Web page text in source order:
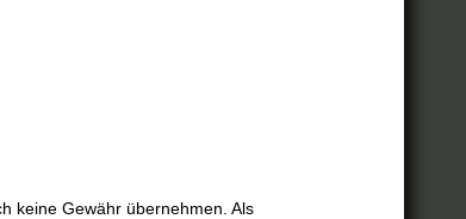
keine Gewähr übernehmen. Als